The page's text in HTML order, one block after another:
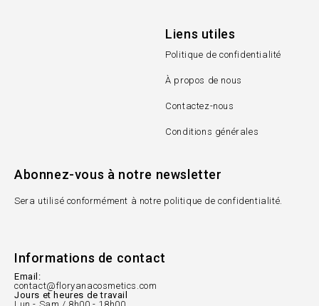
Informations de contact
Email:
contact@floryanacosmetics.com
Jours et heures de travail
Liens utiles
Politique de confidentialité
À propos de nous
Contactez-nous
Conditions générales
Abonnez-vous à notre newsletter
Sera utilisé conformément à notre politique de confidentialité.